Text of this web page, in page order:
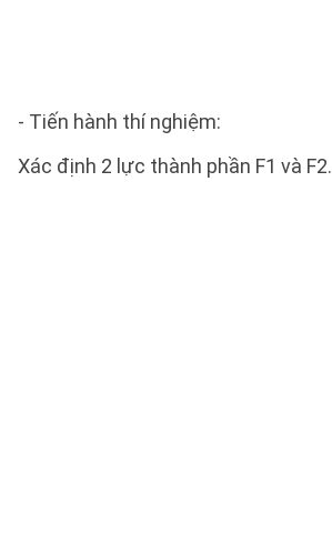
- Tiến hành thí nghiệm:
Xác định 2 lực thành phần F1 và F2.